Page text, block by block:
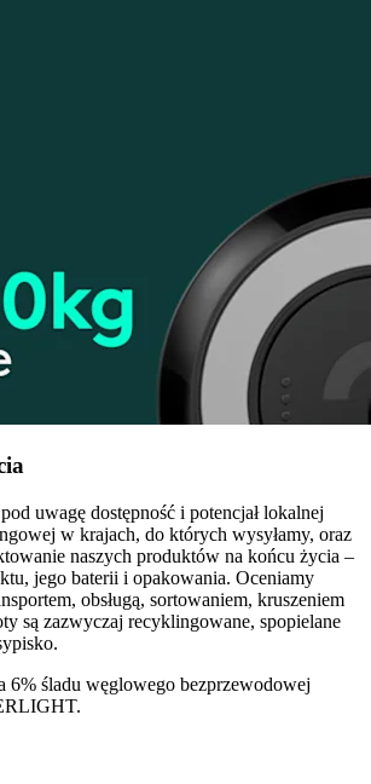
uwagę dostępność i potencjał lokalnej
w krajach, do których wysyłamy, oraz
naszych produktów na końcu życia –
jego baterii i opakowania. Oceniamy
obsługą, sortowaniem, kruszeniem
są zazwyczaj recyklingowane, spopielane
6% śladu węglowego bezprzewodowej